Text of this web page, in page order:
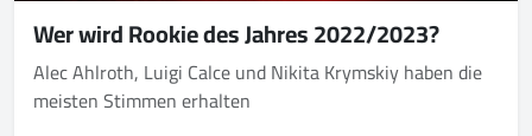
Wer wird Rookie des Jahres 2022/2023?
Alec Ahlroth, Luigi Calce und Nikita Krymskiy haben die
meisten Stimmen erhalten